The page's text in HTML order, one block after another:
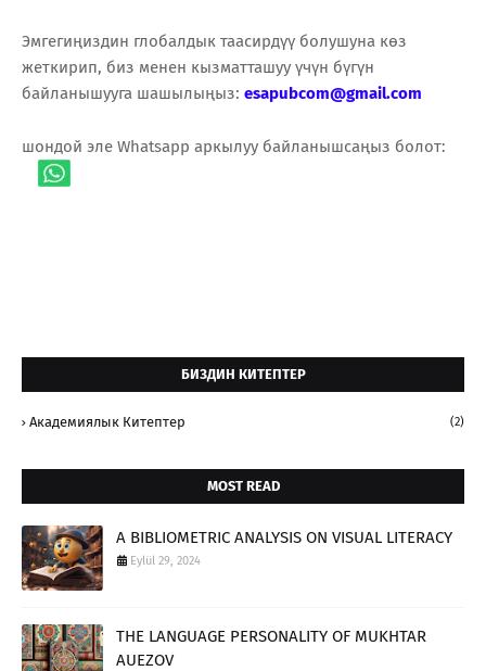
Эмгегиңиздин глобалдык таасирдүү болушуна көз
жеткирип, биз менен кызматташуу үчүн бүгүн
байланышууга шашылыңыз: esapubcom@gmail.com
шондой эле Whatsapp аркылуу байланышсаңыз болот:
БИЗДИН КИТЕПТЕР
Академиялык Китептер (2)
MOST READ
A BIBLIOMETRIC ANALYSIS ON VISUAL LITERACY
Eylül 29, 2024
THE LANGUAGE PERSONALITY OF MUKHTAR
AUEZOV